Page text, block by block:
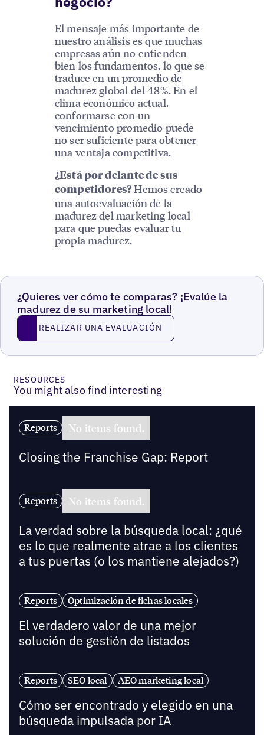
El mensaje más importante de
nuestro análisis es que muchas
empresas aún no entienden
bien los fundamentos, lo que se
traduce en un promedio de
madurez global del 48%. En el
clima económico actual,
conformarse con un
vencimiento promedio puede
no ser suficiente para obtener
una ventaja competitiva.
¿Está por delante de sus
competidores? Hemos creado
una autoevaluación de la
madurez del marketing local
para que puedas evaluar tu
propia madurez.
¿Quieres ver cómo te comparas? ¡Evalúe la
madurez de su marketing local!
REALIZAR UNA EVALUACIÓN
REALIZAR UNA EVALUACIÓN
RESOURCES
You might also find interesting
Reports No items found.
Closing the Franchise Gap: Report
Reports No items found.
La verdad sobre la búsqueda local: ¿qué
es lo que realmente atrae a los clientes
a tus puertas (o los mantiene alejados?)
Reports Optimización de fichas locales
El verdadero valor de una mejor
solución de gestión de listados
Reports SEO local AEO marketing local
Cómo ser encontrado y elegido en una
búsqueda impulsada por IA